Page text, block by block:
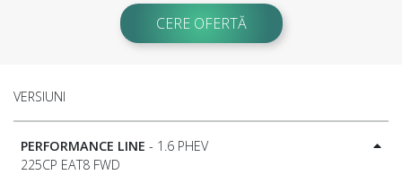
CERE OFERTĂ
VERSIUNI
PERFORMANCE LINE - 1.6 PHEV
225CP EAT8 FWD